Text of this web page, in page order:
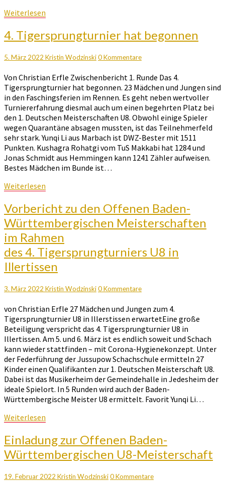
Weiterlesen
4.
Tigersprungturnier
begonnen
4. Tigersprungturnier hat begonnen
5. März 2022 Kristin WodzinskiKommentare
0 Kommentare
Von Christian Erfle Zwischenbericht 1. Runde Das 4.
Tigersprungturnier hat begonnen. 23 Mädchen und Jungen sind
in den Faschingsferien im Rennen. Es geht neben wertvoller
Turniererfahrung diesmal auch um einen begehrten Platz bei
den 1. Deutschen Meisterschaften U8. Obwohl einige Spieler
wegen Quarantäne absagen mussten, ist das Teilnehmerfeld
sehr stark. Yunqi Li aus Marbach ist DWZ-Bester mit 1511
Punkten. Kushagra Rohatgi vom TuS Makkabi hat 1284 und
Jonas Schmidt aus Hemmingen kann 1241 Zähler aufweisen.
Bestes Mädchen im Bunde ist…
Weiterlesen
Vorbericht
zu
den
Offenen
Baden-
Württembergischen
Meisterschaften
im
Rahmen
4.
Tigersprungturniers
U8
in
Illertissen
Vorbericht zu den Offenen Baden-
Württembergischen Meisterschaften
im Rahmen
des 4. Tigersprungturniers U8 in
Illertissen
3. März 2022 Kristin WodzinskiKommentare
0 Kommentare
von Christian Erfle 27 Mädchen und Jungen zum 4.
Tigersprungturnier U8 in Illerstissen erwartetEine große
Beteiligung verspricht das 4. Tigersprungturnier U8 in
Illertissen. Am 5. und 6. März ist es endlich soweit und Schach
kann wieder stattfinden – mit Corona-Hygienekonzept. Unter
der Federführung der Jussupow Schachschule ermitteln 27
Kinder einen Qualifikanten zur 1. Deutschen Meisterschaft U8.
Dabei ist das Musikerheim der Gemeindehalle in Jedesheim der
ideale Spielort. In 5 Runden wird auch der Baden-
Württembergische Meister U8 ermittelt. Favorit Yunqi Li…
Weiterlesen
Einladung
zur
Offenen
Württembergischen
Einladung zur Offenen Baden-
Württembergischen U8-Meisterschaft
19. Februar 2022 Kristin WodzinskiKommentare
0 Kommentare